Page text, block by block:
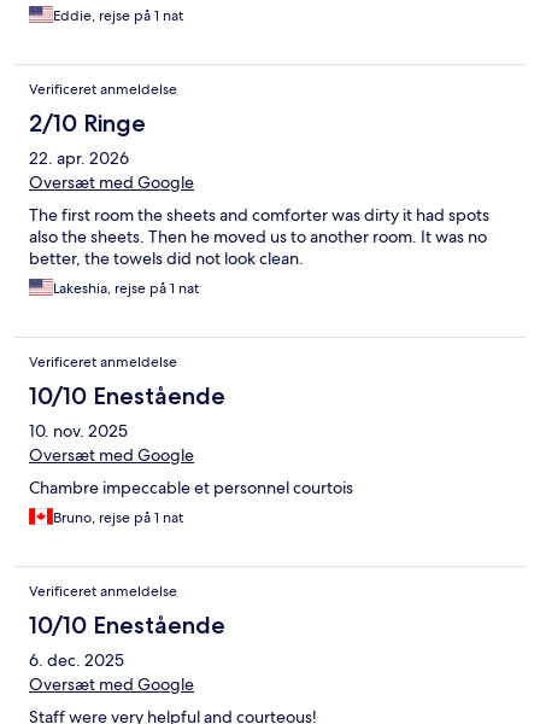
Eddie, rejse på 1 nat
Verificeret anmeldelse
2/10 Ringe
22. apr. 2026
Oversæt med Google
The first room the sheets and comforter was dirty it had spots
also the sheets. Then he moved us to another room. It was no
better, the towels did not look clean.
Lakeshia, rejse på 1 nat
Verificeret anmeldelse
10/10 Enestående
10. nov. 2025
Oversæt med Google
Chambre impeccable et personnel courtois
Bruno, rejse på 1 nat
Verificeret anmeldelse
10/10 Enestående
6. dec. 2025
Oversæt med Google
Staff were very helpful and courteous!